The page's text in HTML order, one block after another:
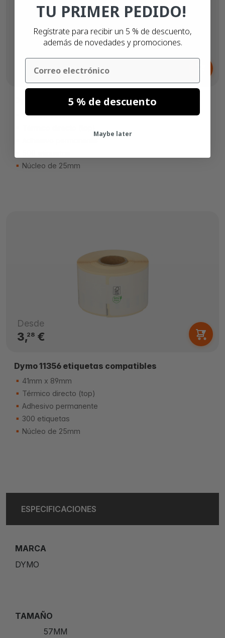
Desde
€
Dymo 11355 etiquetas compatibles
19mm x 51mm
Núcleo de 25mm
Desde
3,28€
Dymo 11356 etiquetas compatibles
41mm x 89mm
Térmico directo (top)
Adhesivo permanente
300 etiquetas
Núcleo de 25mm
ESPECIFICACIONES
MARCA
DYMO
TAMAÑO
57MM
TU PRIMER PEDIDO!
Regístrate para recibir un 5 % de descuento,
además de novedades y promociones.
Email
5 % de descuento
Maybe later